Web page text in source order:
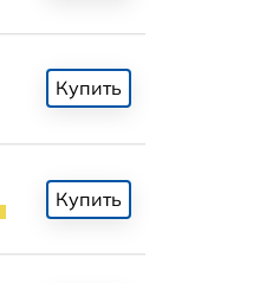
Купить
Купить